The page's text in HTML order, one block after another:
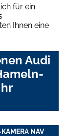
für ein
Ihnen eine
Audi
NAV